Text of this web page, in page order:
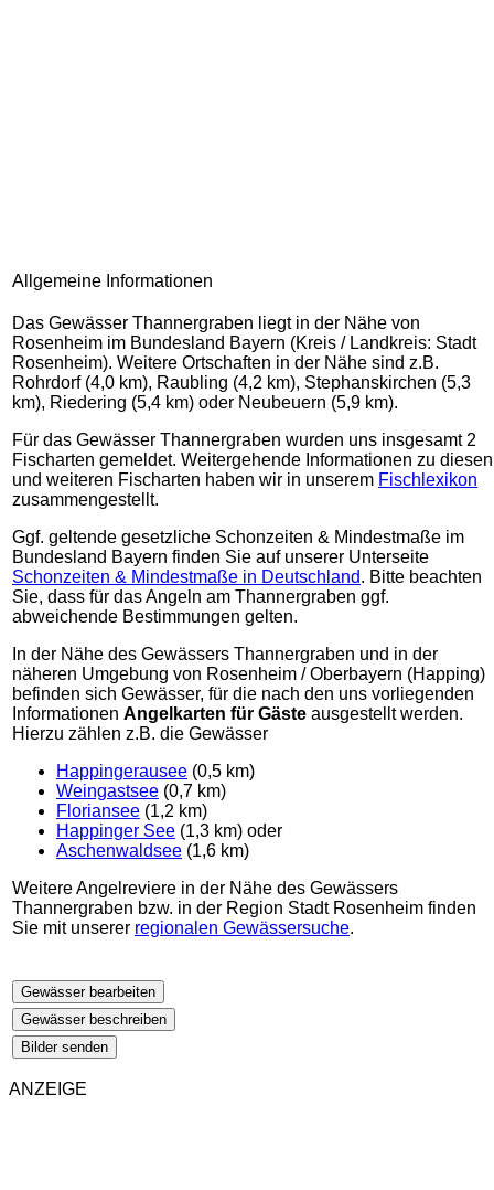
Allgemeine Informationen
Das Gewässer Thannergraben liegt in der Nähe von
Rosenheim im Bundesland Bayern (Kreis / Landkreis: Stadt
Rosenheim). Weitere Ortschaften in der Nähe sind z.B.
Rohrdorf (4,0 km), Raubling (4,2 km), Stephanskirchen (5,3
km), Riedering (5,4 km) oder Neubeuern (5,9 km).
Für das Gewässer Thannergraben wurden uns insgesamt 2
Fischarten gemeldet. Weitergehende Informationen zu diesen
und weiteren Fischarten haben wir in unserem Fischlexikon
zusammengestellt.
Ggf. geltende gesetzliche Schonzeiten & Mindestmaße im
Bundesland Bayern finden Sie auf unserer Unterseite
Schonzeiten & Mindestmaße in Deutschland. Bitte beachten
Sie, dass für das Angeln am Thannergraben ggf.
abweichende Bestimmungen gelten.
In der Nähe des Gewässers Thannergraben und in der
näheren Umgebung von Rosenheim / Oberbayern (Happing)
befinden sich Gewässer, für die nach den uns vorliegenden
Informationen Angelkarten für Gäste ausgestellt werden.
Hierzu zählen z.B. die Gewässer
Happingerausee (0,5 km)
Weingastsee (0,7 km)
Floriansee (1,2 km)
Happinger See (1,3 km) oder
Aschenwaldsee (1,6 km)
Weitere Angelreviere in der Nähe des Gewässers
Thannergraben bzw. in der Region Stadt Rosenheim finden
Sie mit unserer regionalen Gewässersuche.
Gewässer bearbeiten
Gewässer beschreiben
Bilder senden
ANZEIGE